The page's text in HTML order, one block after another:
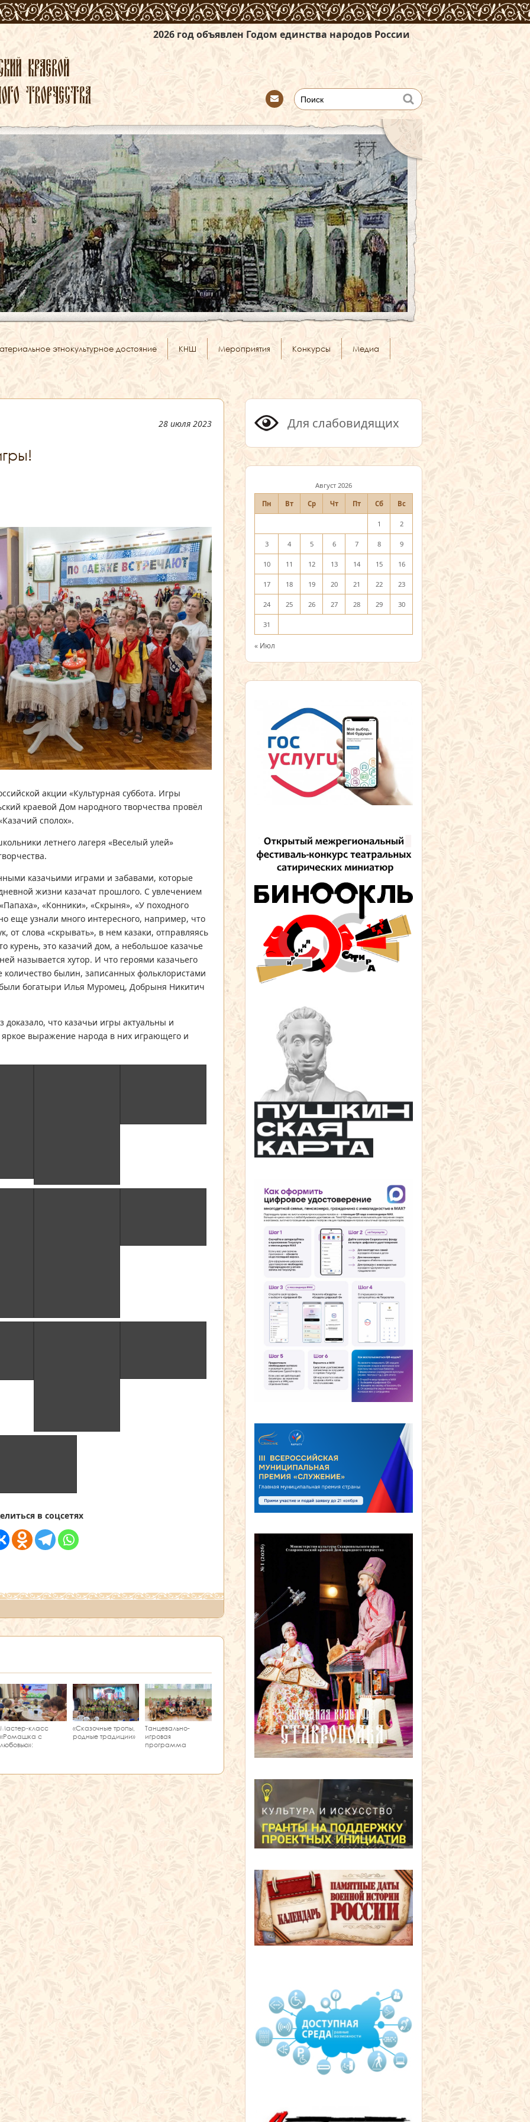
2026 год объявлен Годом единства народов России
tact
этнокультурное достояние КНШ Мероприятия Конкурсы Медиа
28 июля 2023
акции «Культурная суббота. Игры
краевой Дом народного творчества провёл
сполох».
летнего лагеря «Веселый улей»
казачьими играми и забавами, которые
жизни казачат прошлого. С увлечением
«Конники», «Скрыня», «У походного
еще узнали много интересного, например, что
от слова «скрывать», в нем казаки, отправляясь
курень, это казачий дом, а небольшое казачье
называется хутор. И что героями казачьего
количество былин, записанных фольклористами
богатыри Илья Муромец, Добрыня Никитич
что казачьи игры актуальны и
выражение народа в них играющего и
в соцсетях
Мастер‑класс
«Ромашка с
любовью»:
«Сказочные тропы,
родные традиции»
Танцевально-
игровая
программа
Для слабовидящих
Август 2026
Пн Вт Ср Чт Пт Сб Вс
1 2
3 4 5 6 7 8 9
10 11 12 13 14 15 16
17 18 19 20 21 22 23
24 25 26 27 28 29 30
31
« Июл